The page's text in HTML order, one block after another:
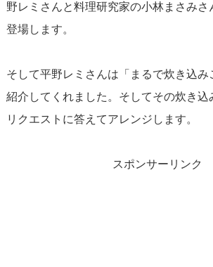
野レミさんと料理研究家の小林まさみさ
登場します。
そして平野レミさんは「まるで炊き込み
紹介してくれました。そしてその炊き込
リクエストに答えてアレンジします。
スポンサーリンク